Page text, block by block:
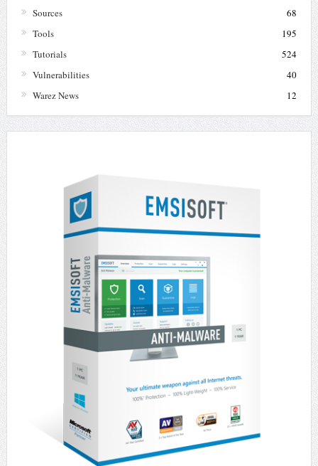
Sources
68
Tools
195
Tutorials
524
Vulnerabilities
40
Warez News
12